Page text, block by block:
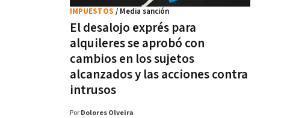
El desalojo exprés para
alquileres se aprobó con
cambios en los sujetos
alcanzados y las acciones contra
intrusos
IMPUESTOS / Media sanción
Por Dolores Olveira